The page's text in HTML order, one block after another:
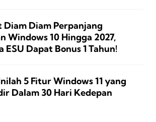
Diam Diam Perpanjang
Windows 10 Hingga 2027,
ESU Dapat Bonus 1 Tahun!
5 Fitur Windows 11 yang
Dalam 30 Hari Kedepan